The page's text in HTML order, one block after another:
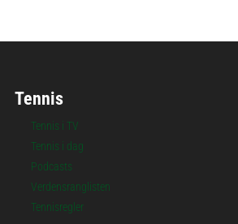
Tennis
Tennis i TV
Tennis i dag
Podcasts
Verdensranglisten
Tennisregler